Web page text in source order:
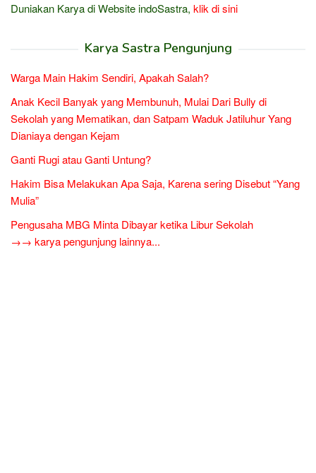
Duniakan Karya di Website indoSastra, klik di sini
Karya Sastra Pengunjung
Warga Main Hakim Sendiri, Apakah Salah?
Anak Kecil Banyak yang Membunuh, Mulai Dari Bully di
Sekolah yang Mematikan, dan Satpam Waduk Jatiluhur Yang
Dianiaya dengan Kejam
Ganti Rugi atau Ganti Untung?
Hakim Bisa Melakukan Apa Saja, Karena sering Disebut “Yang
Mulia”
Pengusaha MBG Minta Dibayar ketika Libur Sekolah
→→ karya pengunjung lainnya...